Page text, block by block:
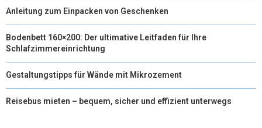
Anleitung zum Einpacken von Geschenken
Bodenbett 160×200: Der ultimative Leitfaden für Ihre
Schlafzimmereinrichtung
Gestaltungstipps für Wände mit Mikrozement
Reisebus mieten – bequem, sicher und effizient unterwegs